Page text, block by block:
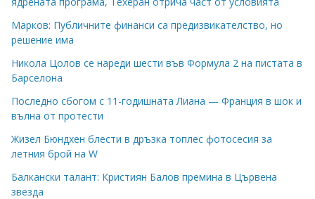
Марков: Публичните финанси са предизвикателство, но
решение има
Никола Цолов се нареди шести във Формула 2 на пистата в
Барселона
Последно сбогом с 11-годишната Лиана — Франция в шок и
вълна от протести
Жизел Бюндхен блести в дръзка топлес фотосесия за
летния брой на W
Балкански талант: Кристиян Балов премина в Цървена
звезда